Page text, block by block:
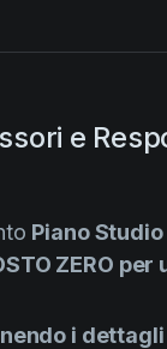
e
Piano Studio
ZERO per
i